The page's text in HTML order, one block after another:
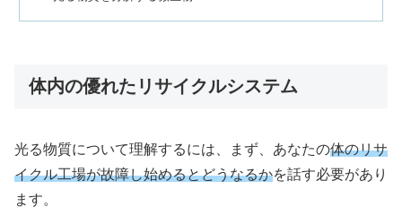
体内の優れたリサイクルシステム
光る物質について理解するには、まず、あなたの体のリサ
イクル工場が故障し始めるとどうなるかを話す必要があり
ます。